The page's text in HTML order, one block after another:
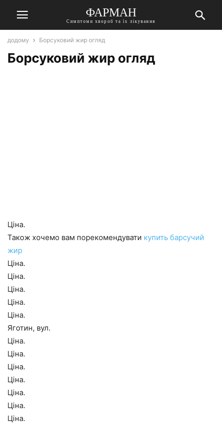
ФАРМАН
Симптоми хвороб та їх лікування
додому Борсуковий жир огляд
Борсуковий жир огляд
Ціна.
Також хочемо вам порекомендувати купить барсучий
жир
Ціна.
Ціна.
Ціна.
Ціна.
Ціна.
Яготин, вул.
Ціна.
Ціна.
Ціна.
Ціна.
Ціна.
Ціна.
Ціна.